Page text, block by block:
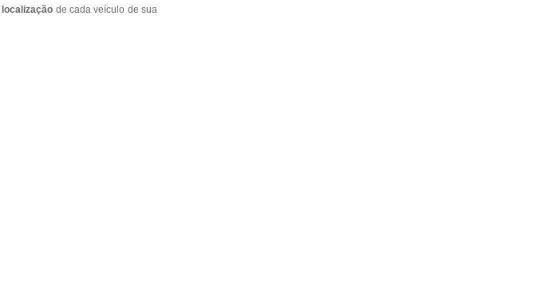
localização de cada veículo de sua